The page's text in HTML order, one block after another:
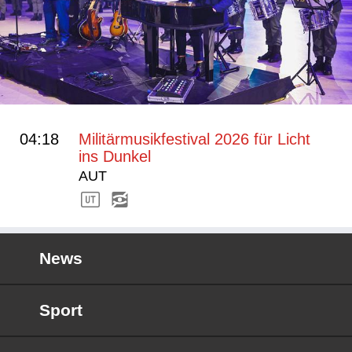
04:18
Militärmusikfestival 2026 für Licht
ins Dunkel
AUT
News
Sport